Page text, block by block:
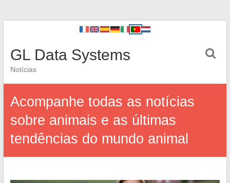
GL Data Systems
Notícias
Acompanhe todas as notícias
sobre animais e as últimas
tendências do mundo animal